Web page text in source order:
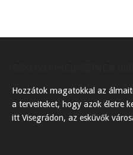
Hozzátok magatokkal az
a terveiteket, hogy azok életre
itt Visegrádon, az esküvők